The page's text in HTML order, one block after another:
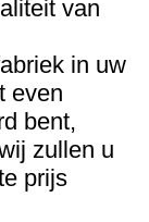
van
in uw
even
bent,
zullen u
prijs